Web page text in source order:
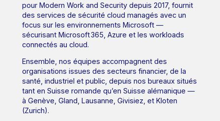
pour Modern Work and Security depuis 2017, fournit
des services de sécurité cloud managés avec un
focus sur les environnements Microsoft —
sécurisant Microsoft 365, Azure et les workloads
connectés au cloud.
Ensemble, nos équipes accompagnent des
organisations issues des secteurs financier, de la
santé, industriel et public, depuis nos bureaux situés
tant en Suisse romande qu’en Suisse alémanique —
à Genève, Gland, Lausanne, Givisiez, et Kloten
(Zurich).